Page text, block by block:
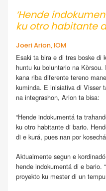
‘Hende
ku otro habitante
Joeri Arion, IOM
Esaki ta bira e di tres boske di
huntu ku boluntario na
kana riba diferente tereno
kuminda. E inisiativa di Visser
na integrashon, Arion ta bisa:
“Hende indokumentá ta
ku otro habitante di bario.
di e kurá, pues nan por
Aktualmente segun e
hende indokumentá di e bario.
proyekto ku mester di un